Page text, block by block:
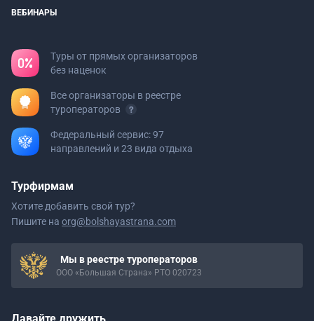
ВЕБИНАРЫ
Туры от прямых организаторов
без наценок
Все организаторы в реестре
туроператоров
Федеральный сервис: 97
направлений и 23 вида отдыха
Турфирмам
Хотите добавить свой тур?
Пишите на org@bolshayastrana.com
Мы в реестре туроператоров
ООО «Большая Страна» РТО 020723